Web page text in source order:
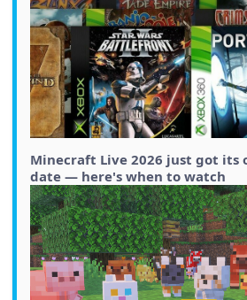
Minecraft Live 2026 just got
date — here's when to watch